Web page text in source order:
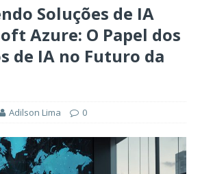
Soluções de IA
Azure: O Papel dos
de IA no Futuro da
Adilson Lima 0